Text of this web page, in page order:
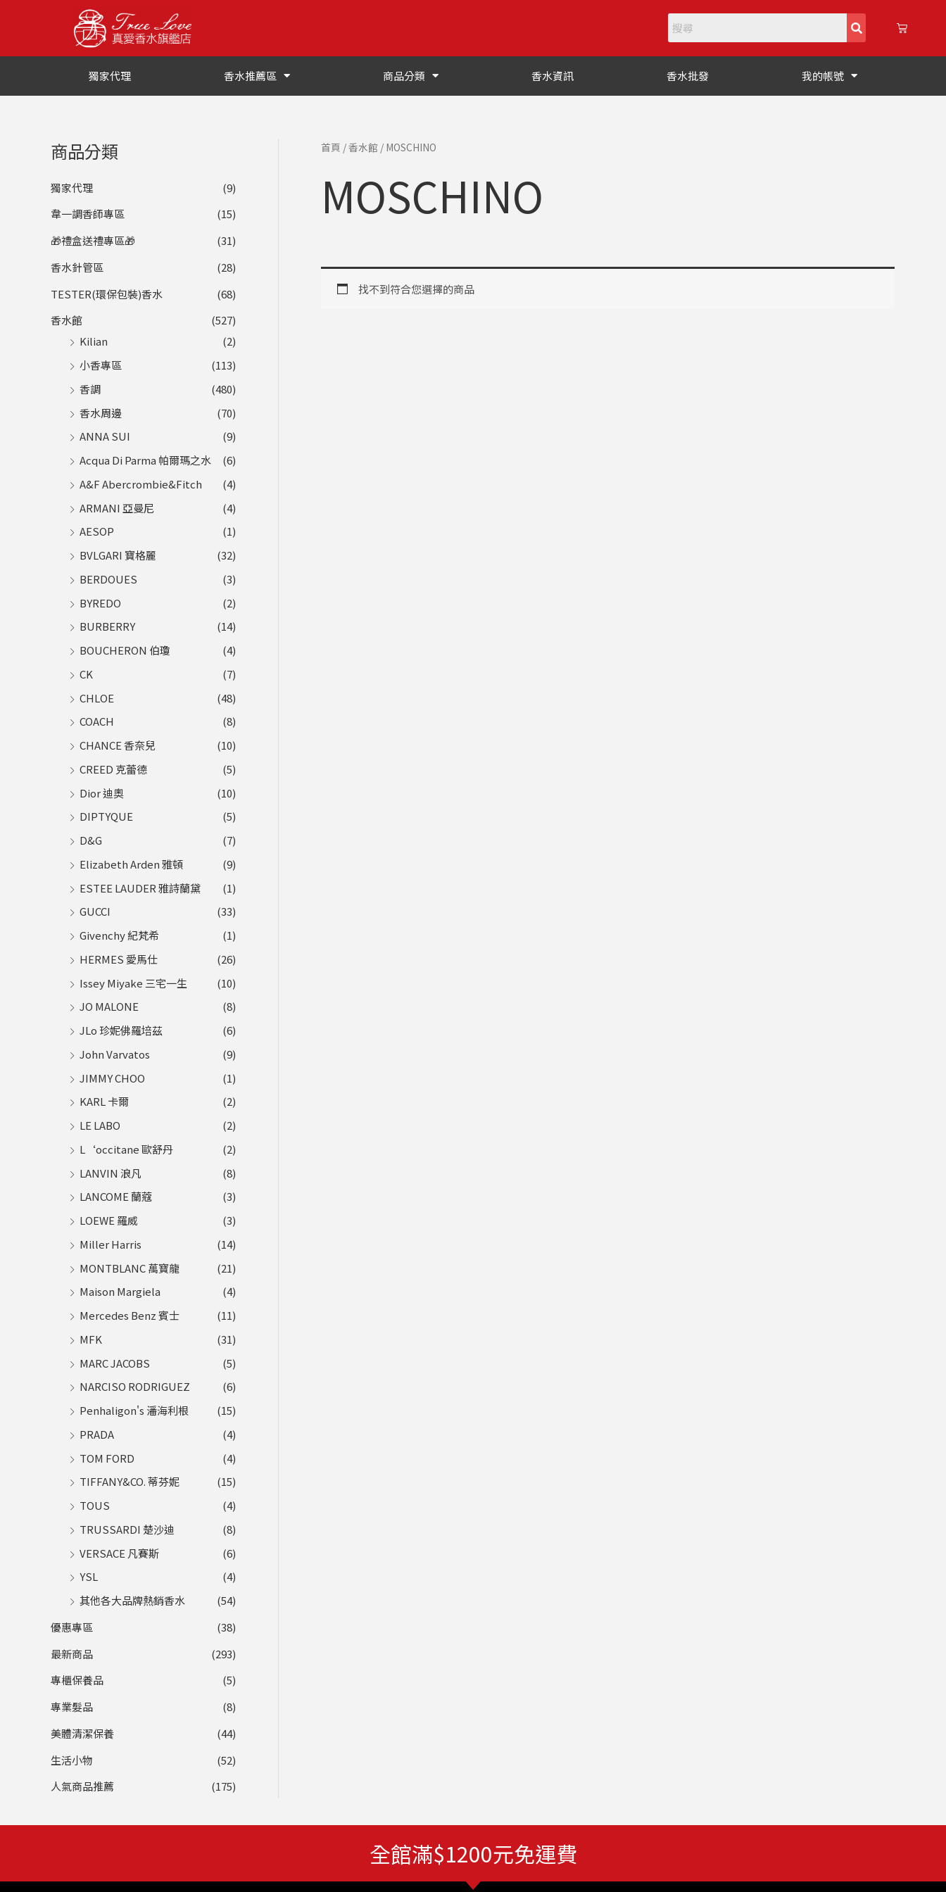
購
物
獨家代理
香水推薦區 商品分類 香水資訊 香水批發 我的帳號
商品分類
獨家代理
(9)
韋一調香師專區
(15)
🎁禮盒送禮專區🎁
(31)
香水針管區
(28)
TESTER(環保包裝)香水
(68)
香水館
(527)
Kilian
(2)
小香專區
(113)
香調
(480)
香水周邊
(70)
ANNA SUI
(9)
Acqua Di Parma 帕爾瑪之水
(6)
A&F Abercrombie&Fitch
(4)
ARMANI 亞曼尼
(4)
AESOP
(1)
BVLGARI 寶格麗
(32)
BERDOUES
(3)
BYREDO
(2)
BURBERRY
(14)
BOUCHERON 伯瓊
(4)
CK
(7)
CHLOE
(48)
COACH
(8)
CHANCE 香奈兒
(10)
CREED 克蕾德
(5)
Dior 迪奧
(10)
DIPTYQUE
(5)
D&G
(7)
Elizabeth Arden 雅頓
(9)
ESTEE LAUDER 雅詩蘭黛
(1)
GUCCI
(33)
Givenchy 紀梵希
(1)
HERMES 愛馬仕
(26)
Issey Miyake 三宅一生
(10)
JO MALONE
(8)
JLo 珍妮佛羅培茲
(6)
John Varvatos
(9)
JIMMY CHOO
(1)
KARL 卡爾
(2)
LE LABO
(2)
L‘occitane 歐舒丹
(2)
LANVIN 浪凡
(8)
LANCOME 蘭蔻
(3)
LOEWE 羅威
(3)
Miller Harris
(14)
MONTBLANC 萬寶龍
(21)
Maison Margiela
(4)
Mercedes Benz 賓士
(11)
MFK
(31)
MARC JACOBS
(5)
NARCISO RODRIGUEZ
(6)
Penhaligon's 潘海利根
(15)
PRADA
(4)
TOM FORD
(4)
TIFFANY&CO. 蒂芬妮
(15)
TOUS
(4)
TRUSSARDI 楚沙迪
(8)
VERSACE 凡賽斯
(6)
YSL
(4)
其他各大品牌熱銷香水
(54)
優惠專區
(38)
最新商品
(293)
專櫃保養品
(5)
專業髮品
(8)
美體清潔保養
(44)
生活小物
(52)
人氣商品推薦
(175)
首頁 /香水館 / MOSCHINO
MOSCHINO
找不到符合您選擇的商品
全館滿$1200元免運費